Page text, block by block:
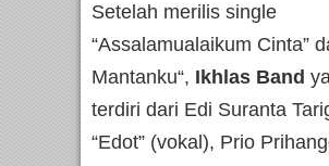
Setelah merilis single
“Assalamualaikum Cinta”
Mantanku“, Ikhlas Band
terdiri dari Edi Suranta
“Edot” (vokal), Prio